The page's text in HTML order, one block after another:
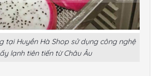
tại Huyền Hà Shop sử dụng công nghệ
lạnh tiên tiến từ Châu Âu